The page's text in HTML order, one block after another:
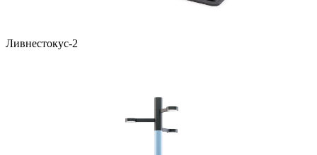
Ливнестокус-2